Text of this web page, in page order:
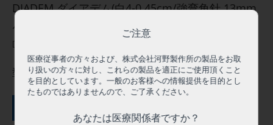
DIADEM ダイアデム(白4-0 45cm/強弯角針 13mm
片針) RH1340CN
[ログインして価格を表示]
型番: RH1340CN
ご注意
医療従事者の方々および、株式会社河野製作所の製品をお取
り扱いの方々に対し、これらの製品を適正にご使用頂くこと
を目的としています。一般のお客様への情報提供を目的とし
たものではありませんので、ご了承ください。
あなたは医療関係者ですか？